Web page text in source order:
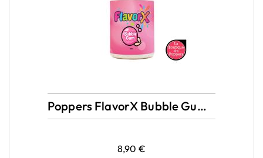
Poppers FlavorX Bubble Gum 10ml Amyl
8,90 €